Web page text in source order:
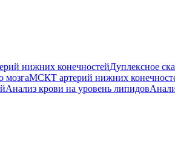
нижних конечностейДуплексное
мозгаМСКТ артерий нижних
Анализ крови на уровень липидов